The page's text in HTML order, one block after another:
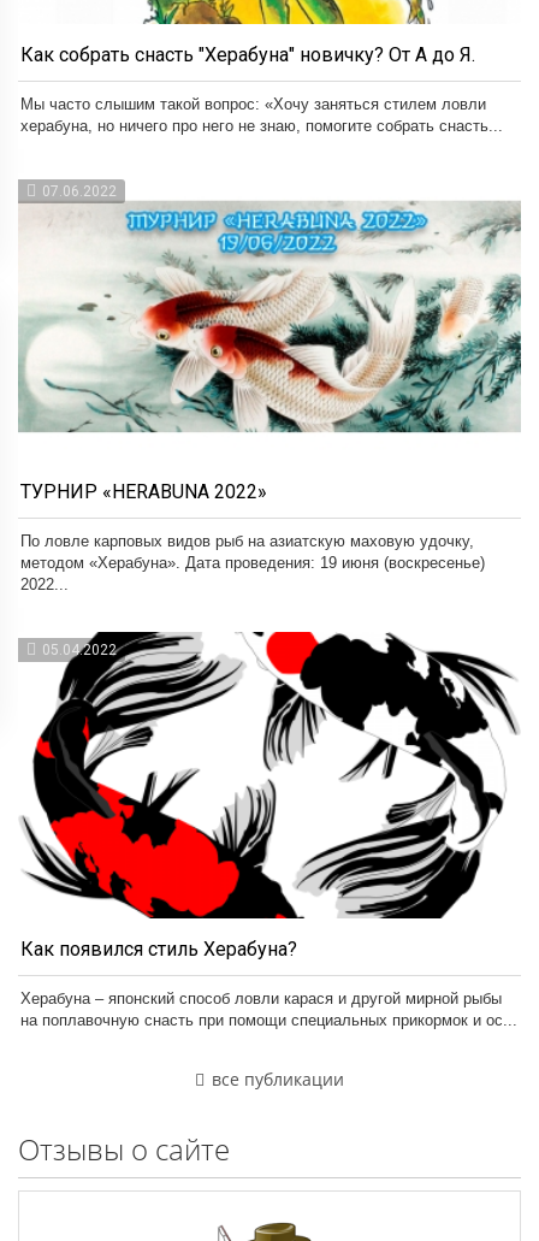
Как собрать снасть "Херабуна" новичку? От А до Я.
Мы часто слышим такой вопрос: «Хочу заняться стилем ловли
херабуна, но ничего про него не знаю, помогите собрать снасть...
07.06.2022
ТУРНИР «HERABUNA 2022»
По ловле карповых видов рыб на азиатскую маховую удочку,
методом «Херабуна». Дата проведения: 19 июня (воскресенье)
2022...
05.04.2022
Как появился стиль Херабуна?
Херабуна – японский способ ловли карася и другой мирной рыбы
на поплавочную снасть при помощи специальных прикормок и ос...
все публикации
Отзывы о сайте